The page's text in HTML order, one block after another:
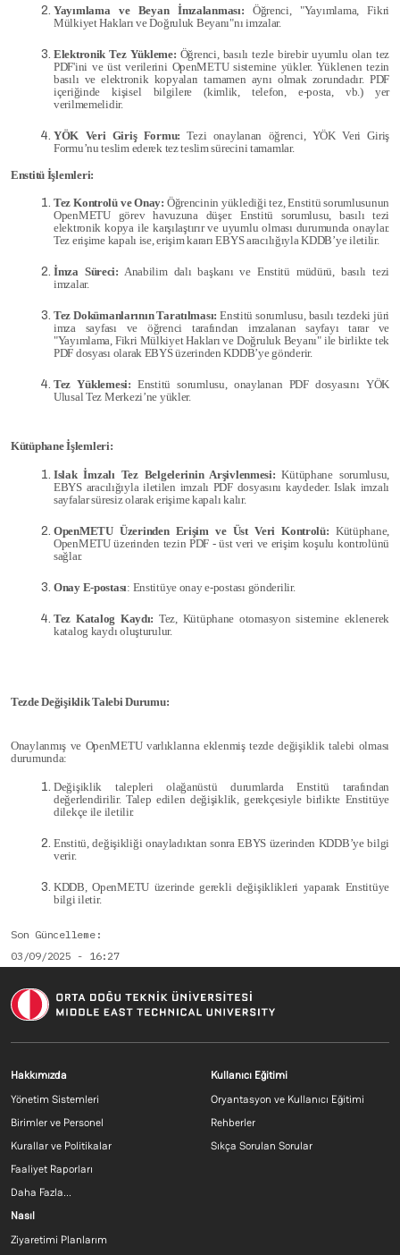
Yayımlama ve Beyan İmzalanması: Öğrenci, "Yayımlama, Fikri
Mülkiyet Hakları ve Doğruluk Beyanı"nı imzalar.
Elektronik Tez Yükleme: Öğrenci, basılı tezle birebir uyumlu olan tez
PDF'ini ve üst verilerini OpenMETU sistemine yükler. Yüklenen tezin
basılı ve elektronik kopyaları tamamen aynı olmak zorundadır. PDF
içeriğinde kişisel bilgilere (kimlik, telefon, e-posta, vb.) yer
verilmemelidir.
YÖK Veri Giriş Formu: Tezi onaylanan öğrenci, YÖK Veri Giriş
Formu’nu teslim ederek tez teslim sürecini tamamlar.
Enstitü İşlemleri:
Tez Kontrolü ve Onay: Öğrencinin yüklediği tez, Enstitü sorumlusunun
OpenMETU görev havuzuna düşer. Enstitü sorumlusu, basılı tezi
elektronik kopya ile karşılaştırır ve uyumlu olması durumunda onaylar.
Tez erişime kapalı ise, erişim kararı EBYS aracılığıyla KDDB’ye iletilir.
İmza Süreci: Anabilim dalı başkanı ve Enstitü müdürü, basılı tezi
imzalar.
Tez Dokümanlarının Taratılması: Enstitü sorumlusu, basılı tezdeki jüri
imza sayfası ve öğrenci tarafından imzalanan sayfayı tarar ve
"Yayımlama, Fikri Mülkiyet Hakları ve Doğruluk Beyanı" ile birlikte tek
PDF dosyası olarak EBYS üzerinden KDDB’ye gönderir.
Tez Yüklemesi: Enstitü sorumlusu, onaylanan PDF dosyasını YÖK
Ulusal Tez Merkezi’ne yükler.
Kütüphane İşlemleri:
Islak İmzalı Tez Belgelerinin Arşivlenmesi:Kütüphane sorumlusu,
EBYS aracılığıyla iletilen imzalı PDF dosyasını kaydeder. Islak imzalı
sayfalar süresiz olarak erişime kapalı kalır.
OpenMETU Üzerinden Erişim ve Üst Veri Kontrolü: Kütüphane,
OpenMETU üzerinden tezin PDF - üst veri ve erişim koşulu kontrolünü
sağlar.
Onay E-postası: Enstitüye onay e-postası gönderilir.
Tez Katalog Kaydı: Tez, Kütüphane otomasyon sistemine eklenerek
katalog kaydı oluşturulur.
Tezde Değişiklik Talebi Durumu:
Onaylanmış ve OpenMETU varlıklarına eklenmiş tezde değişiklik talebi olması
durumunda:
Değişiklik talepleri olağanüstü durumlarda Enstitü tarafından
değerlendirilir. Talep edilen değişiklik, gerekçesiyle birlikte Enstitüye
dilekçe ile iletilir.
Enstitü, değişikliği onayladıktan sonra EBYS üzerinden KDDB’ye bilgi
verir.
KDDB, OpenMETU üzerinde gerekli değişiklikleri yaparak Enstitüye
bilgi iletir.
Son Güncelleme
03/09/2025 - 16:27
Footer menu 1 TR
Hakkımızda
Yönetim Sistemleri
Birimler ve Personel
Kurallar ve Politikalar
Faaliyet Raporları
Daha Fazla...
Footer menu 2
Kullanıcı Eğitimi
Oryantasyon ve Kullanıcı Eğitimi
Rehberler
Sıkça Sorulan Sorular
Footer menu 3 TR
Nasıl
Ziyaretimi Planlarım